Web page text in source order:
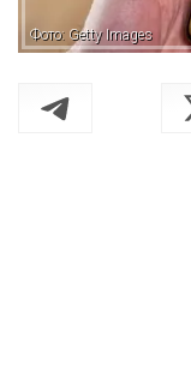
Фото: Getty Images